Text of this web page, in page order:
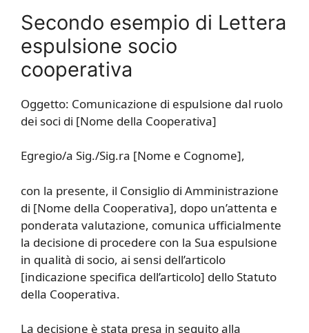
Secondo esempio di Lettera
espulsione socio
cooperativa
Oggetto: Comunicazione di espulsione dal ruolo
dei soci di [Nome della Cooperativa]
Egregio/a Sig./Sig.ra [Nome e Cognome],
con la presente, il Consiglio di Amministrazione
di [Nome della Cooperativa], dopo un’attenta e
ponderata valutazione, comunica ufficialmente
la decisione di procedere con la Sua espulsione
in qualità di socio, ai sensi dell’articolo
[indicazione specifica dell’articolo] dello Statuto
della Cooperativa.
La decisione è stata presa in seguito alla